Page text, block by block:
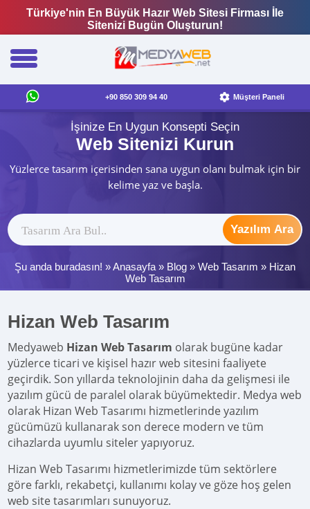
Türkiye'nin En Büyük Hazır Web Sitesi Firması İle
Sitenizi Bugün Oluşturun!
+90 850 309 94 40 Müşteri Paneli
İşinize En Uygun Konsepti Seçin
Web Sitenizi Kurun
Yüzlerce tasarım içerisinden sana uygun olanı bulmak için bir
kelime yaz ve başla.
Yazılım Ara
Şu anda buradasın! »Anasayfa » Blog » Web Tasarım » Hizan
Web Tasarım
Hizan Web Tasarım
Medyaweb Hizan Web Tasarım olarak bugüne kadar
yüzlerce ticari ve kişisel hazır web sitesini faaliyete
geçirdik. Son yıllarda teknolojinin daha da gelişmesi ile
yazılım gücü de paralel olarak büyümektedir. Medya web
olarak Hizan Web Tasarımı hizmetlerinde yazılım
gücümüzü kullanarak son derece modern ve tüm
cihazlarda uyumlu siteler yapıyoruz.
Hizan Web Tasarımı hizmetlerimizde tüm sektörlere
göre farklı, rekabetçi, kullanımı kolay ve göze hoş gelen
web site tasarımları sunuyoruz.